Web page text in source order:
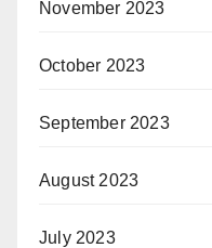
November 2023
October 2023
September 2023
August 2023
July 2023